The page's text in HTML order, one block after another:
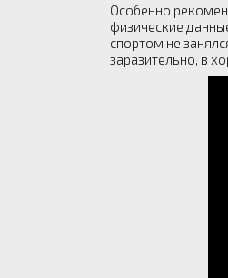
Особенно
физические
спортом не
заразительно, в